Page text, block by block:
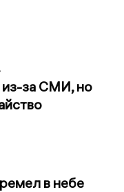
из-за СМИ, но
в небе